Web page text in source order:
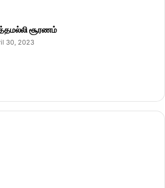
சூரணம்
30, 2023